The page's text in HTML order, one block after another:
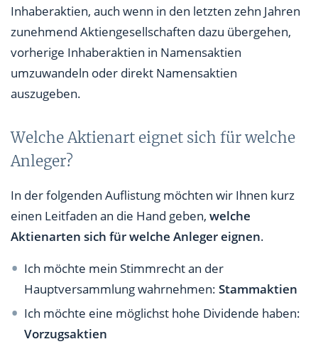
Inhaberaktien, auch wenn in den letzten zehn Jahren
zunehmend Aktiengesellschaften dazu übergehen,
vorherige Inhaberaktien in Namensaktien
umzuwandeln oder direkt Namensaktien
auszugeben.
Welche Aktienart eignet sich für welche
Anleger?
In der folgenden Auflistung möchten wir Ihnen kurz
einen Leitfaden an die Hand geben, welche
Aktienarten sich für welche Anleger eignen.
Ich möchte mein Stimmrecht an der
Hauptversammlung wahrnehmen:Stammaktien
Ich möchte eine möglichst hohe Dividende haben:
Vorzugsaktien